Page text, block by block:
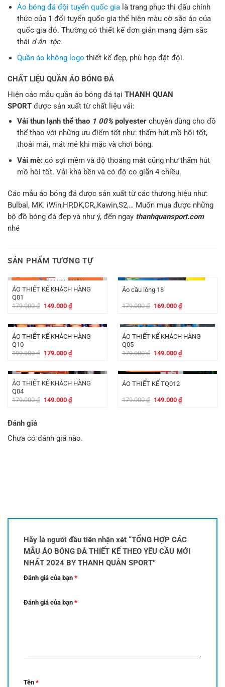
Áo bóng đá đội tuyển quốc gia là trang phục thi đấu chính
thức của 1 đổi tuyển quốc gia thể hiện màu cờ sắc áo của
quốc gia đó. Thường có thiết kế đơn giản mang đậm sắc
thái d ân tộc.
Quần áo không logo thiết kế đẹp, phù hợp đặt đội.
CHẤT LIỆU QUẦN ÁO BÓNG ĐÁ
Hiện các mẫu quần áo bóng đá tại THANH QUAN
SPORT được sản xuất từ chất liệu vải:
Vải thun lạnh thể thao 1 00%polyester chuyên dùng cho đồ
thể thao với những ưu điểm tốt như: thấm hút mồ hôi tốt,
thoải mái, mát mẻ khi mặc và chơi bóng.
Vải mè: có sợi mềm và độ thoáng mát cũng như thấm hút
mồ hôi tốt. Vải khá bền và có độ co giãn 4 chiều.
Các mẫu áo bóng đá được sản xuất từ các thương hiệu như:
Bulbal, MK. iWin,HP,DK,CR,,Kawin,S2,… Muốn mua được những
bộ đồ bóng đá đẹp và như ý, đến ngay thanhquansport.com
nhé
SẢN PHẨM TƯƠNG TỰ
ÁO THIẾT KẾ KHÁCH HÀNG
Q01
179.000₫ Giá
179.000 ₫.
149.000 ₫Giá
hiện
là:
149.000 ₫.
Áo cầu lông 18
179.000₫ Giá
179.000 ₫.
169.000 ₫Giá
hiện
là:
169.000 ₫.
ÁO THIẾT KẾ KHÁCH HÀNG
Q10
199.000₫ Giá
199.000 ₫.
179.000 ₫Giá
hiện
là:
ÁO THIẾT KẾ KHÁCH HÀNG
Q05
179.000₫ Giá
179.000 ₫.
149.000 ₫Giá
hiện
là:
ÁO THIẾT KẾ KHÁCH HÀNG
Q04
179.000₫ Giá
149.000 ₫Giá
hiện
ÁO THIẾT KẾ TQ012
179.000₫ Giá
149.000 ₫Giá
hiện
Đánh giá
Chưa có đánh giá nào.
Hãy là người đầu tiên nhận xét “TỔNG HỢP CÁC
MẪU ÁO BÓNG ĐÁ THIẾT KẾ THEO YÊU CẦU MỚI
NHẤT 2024 BY THANH QUÂN SPORT”
Đánh giá của bạn *
Đánh giá của bạn *
Tên *